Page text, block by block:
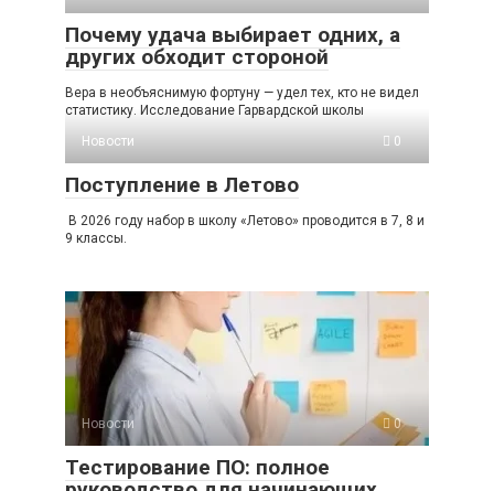
Почему удача выбирает одних, а
других обходит стороной
Вера в необъяснимую фортуну — удел тех, кто не видел
статистику. Исследование Гарвардской школы
Новости
0
Поступление в Летово
В 2026 году набор в школу «Летово» проводится в 7, 8 и
9 классы.
Новости 0
Тестирование ПО: полное